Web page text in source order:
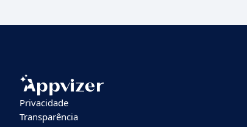
Privacidade
Transparência